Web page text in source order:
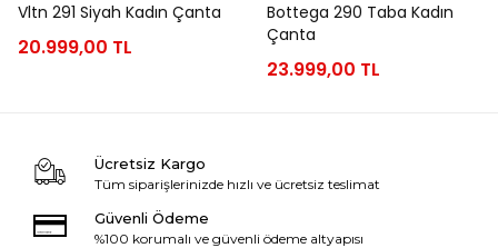
Vltn 291 Siyah Kadın Çanta
20.999,00 TL
Bottega 290 Taba Kadın
Çanta
23.999,00 TL
Ücretsiz Kargo
Tüm siparişlerinizde hızlı ve ücretsiz teslimat
Güvenli Ödeme
%100 korumalı ve güvenli ödeme altyapısı